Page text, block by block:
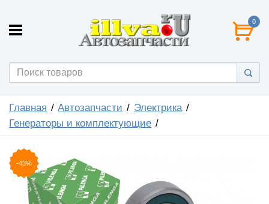
0
Главная Автозапчасти
Электрика
Генераторы и комплектующие
-43%